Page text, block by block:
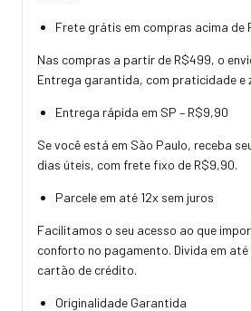
Frete grátis em compras acima de
Nas compras a partir de R$499, o
Entrega garantida, com praticidade e
Entrega rápida em SP – R$9,90
Se você está em São Paulo, receba
dias úteis, com frete fixo de R$9,90.
Parcele em até 12x sem juros
Facilitamos o seu acesso ao que
conforto no pagamento. Divida em até
cartão de crédito.
Originalidade Garantida